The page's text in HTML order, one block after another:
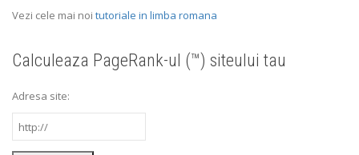
Vezi cele mai noi tutoriale in limba romana
Calculeaza PageRank-ul (™) siteului tau
Adresa site: